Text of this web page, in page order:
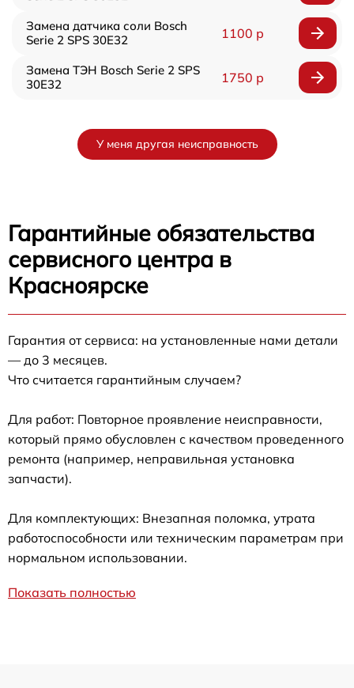
Замена датчика соли Bosch
Serie 2 SPS 30E32
1100 р
Замена ТЭН Bosch Serie 2 SPS
30E32
1750 р
У меня другая неисправность
Гарантийные обязательства
сервисного центра в
Красноярске
Гарантия от сервиса: на установленные нами детали
— до 3 месяцев.
Что считается гарантийным случаем?
Для работ: Повторное проявление неисправности,
который прямо обусловлен с качеством проведенного
ремонта (например, неправильная установка
запчасти).
Для комплектующих: Внезапная поломка, утрата
работоспособности или техническим параметрам при
нормальном использовании.
Показать полностью